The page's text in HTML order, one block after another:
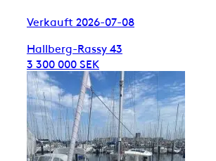
Verkauft 2026-07-08
Hallberg-Rassy 43
3 300 000 SEK